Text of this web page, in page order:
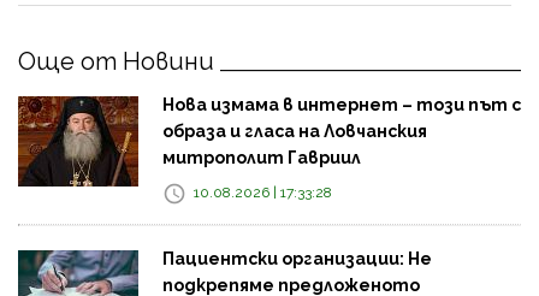
Още от Новини
Нова измама в интернет – този път с
образа и гласа на Ловчанския
митрополит Гавриил
10.08.2026 | 17:33:28
Пациентски организации: Не
подкрепяме предложеното